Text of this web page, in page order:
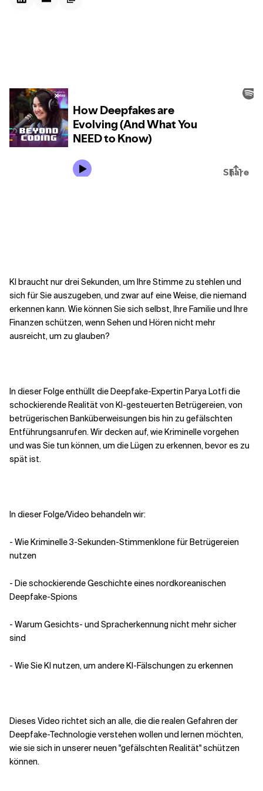
Verwandte Themen
KI braucht nur drei Sekunden, um Ihre Stimme zu stehlen und
sich für Sie auszugeben, und zwar auf eine Weise, die niemand
erkennen kann. Wie können Sie sich selbst, Ihre Familie und Ihre
Finanzen schützen, wenn Sehen und Hören nicht mehr
ausreicht, um zu glauben?
In dieser Folge enthüllt die Deepfake-Expertin Parya Lotfi die
schockierende Realität von KI-gesteuerten Betrügereien, von
betrügerischen Banküberweisungen bis hin zu gefälschten
Entführungsanrufen. Wir decken auf, wie Kriminelle vorgehen
und was Sie tun können, um die Lügen zu erkennen, bevor es zu
spät ist.
In dieser Folge/Video behandeln wir:
- Wie Kriminelle 3-Sekunden-Stimmenklone für Betrügereien
nutzen
- Die schockierende Geschichte eines nordkoreanischen
Deepfake-Spions
- Warum Gesichts- und Spracherkennung nicht mehr sicher
sind
- Wie Sie KI nutzen, um andere KI-Fälschungen zu erkennen
Dieses Video richtet sich an alle, die die realen Gefahren der
Deepfake-Technologie verstehen wollen und lernen möchten,
wie sie sich in unserer neuen "gefälschten Realität" schützen
können.